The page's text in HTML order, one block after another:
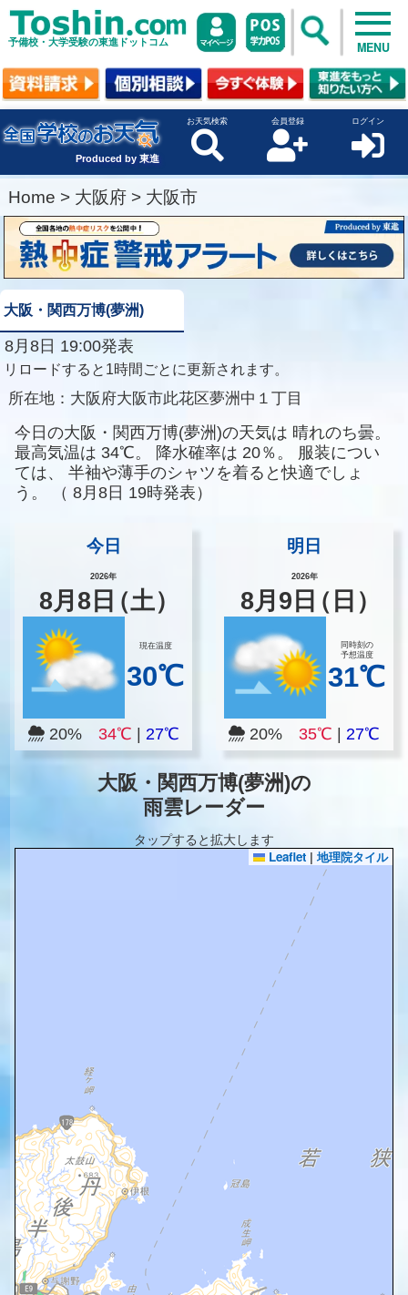
予備校・大学受験の東進ドットコム MENU
Produced by 東進
お天気検索 会員登録 ログイン
Home > 大阪府 > 大阪市
大阪・関西万博(夢洲)
8月8日 19:00発表
リロードすると1時間ごとに更新されます。
所在地： 大阪府大阪市此花区夢洲中１丁目
今日の大阪・関西万博(夢洲)の天気は 晴れのち曇。
最高気温は 34℃。 降水確率は 20％。
服装につい
ては、
半袖や薄手のシャツを着ると快適でしょ
う。
（ 8月8日 19時発表）
今日
2026年
8月8 日（土）
現在温度
30℃
20% 34℃ 27℃
明日
2026年
8月 9 日（日）
同時刻の
予想温度
31℃
20%35℃ |27℃
大阪・関西万博(夢洲)の
雨雲レーダー
タップすると拡大します
Leaflet | 地理院タイル